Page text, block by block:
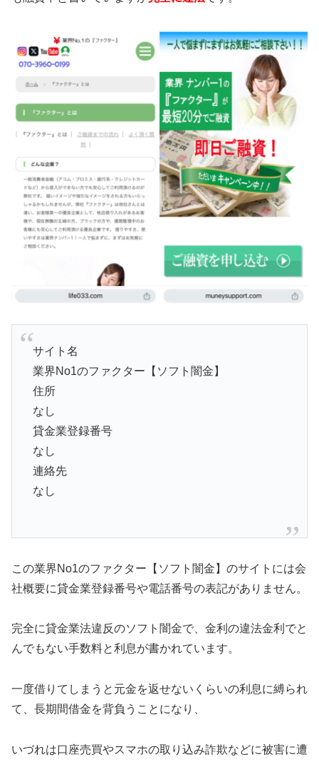
サイト名
業界No1のファクター【ソフト闇金】
住所
なし
貸金業登録番号
なし
連絡先
なし
この業界No1のファクター【ソフト闇金】のサイトには会
社概要に貸金業登録番号や電話番号の表記がありません。
完全に貸金業法違反のソフト闇金で、金利の違法金利でと
んでもない手数料と利息が書かれています。
一度借りてしまうと元金を返せないくらいの利息に縛られ
て、長期間借金を背負うことになり、
いづれは口座売買やスマホの取り込み詐欺などに被害に遭